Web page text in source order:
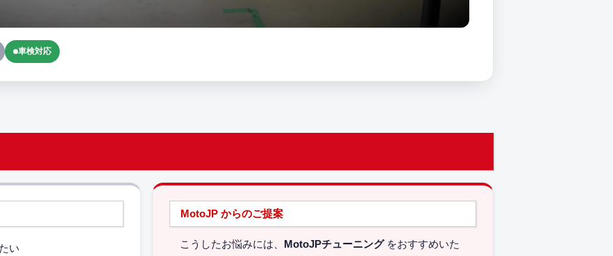
車検対応
い
MotoJP からのご提案
こうしたお悩みには、 MotoJPチューニングをおすすめいた